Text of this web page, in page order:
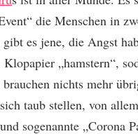
die Menschen in
es jene, die Angst
„hamstern“,
nichts mehr
taub stellen, von
sogenannte „Corona